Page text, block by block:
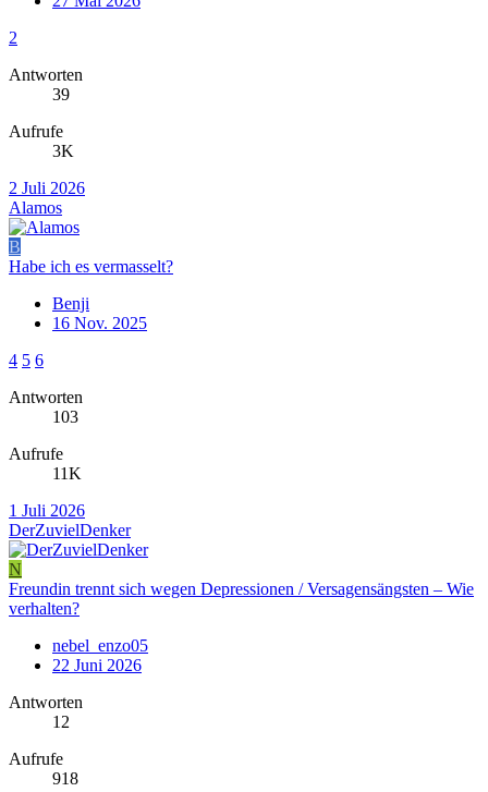
2
Antworten
39
Aufrufe
3K
2 Juli 2026
Alamos
B
Habe ich es vermasselt?
Benji
16 Nov. 2025
4 5 6
Antworten
103
Aufrufe
11K
1 Juli 2026
DerZuvielDenker
N
Freundin trennt sich wegen Depressionen / Versagensängsten – Wie
verhalten?
nebel_enzo05
22 Juni 2026
Antworten
12
Aufrufe
918